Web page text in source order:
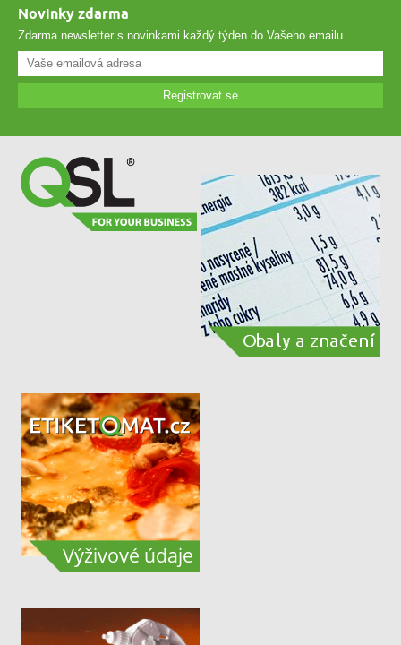
Novinky zdarma
Zdarma newsletter s novinkami každý týden do Vašeho emailu
Registrovat se